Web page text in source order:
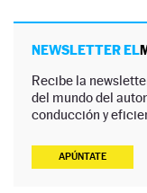
NEWSLETTER EL
Recibe la
del mundo del
conducción y
APÚNTATE